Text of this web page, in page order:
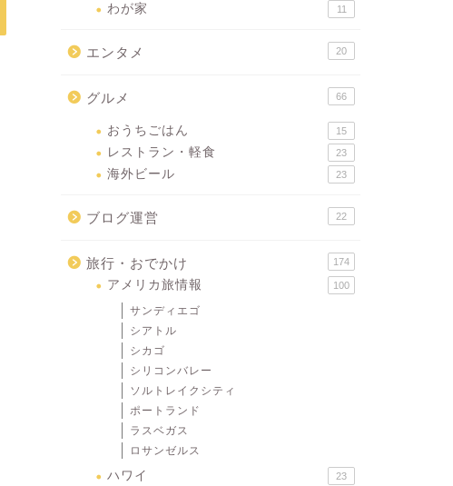
わが家 11
エンタメ 20
グルメ 66
おうちごはん 15
レストラン・軽食 23
海外ビール 23
ブログ運営 22
旅行・おでかけ 174
アメリカ旅情報 100
サンディエゴ
シアトル
シカゴ
シリコンバレー
ソルトレイクシティ
ポートランド
ラスベガス
ロサンゼルス
ハワイ 23